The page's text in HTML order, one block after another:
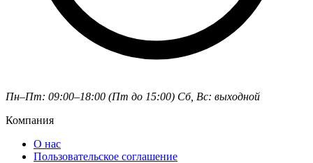
Пн–Пт: 09:00–18:00 (Пт до 15:00) Сб, Вс: выходной
Компания
О нас
Пользовательское соглашение